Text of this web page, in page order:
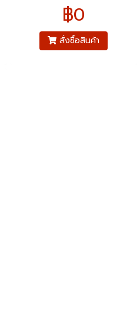
หน้าปัทม์ 2.5" เกลียวทองเหลือง
ออกหลังมีปีก 1/4"pt
฿0
สั่งซื้อสินค้า